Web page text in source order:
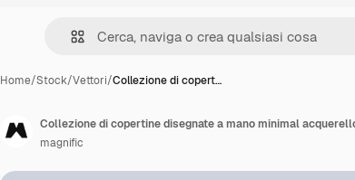
Home/Stock/Vettori/Collezione di copert…
Collezione di copertine disegnate a mano minimal
magnific